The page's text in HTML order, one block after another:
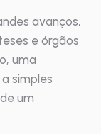
avanços,
e órgãos
uma
simples
um